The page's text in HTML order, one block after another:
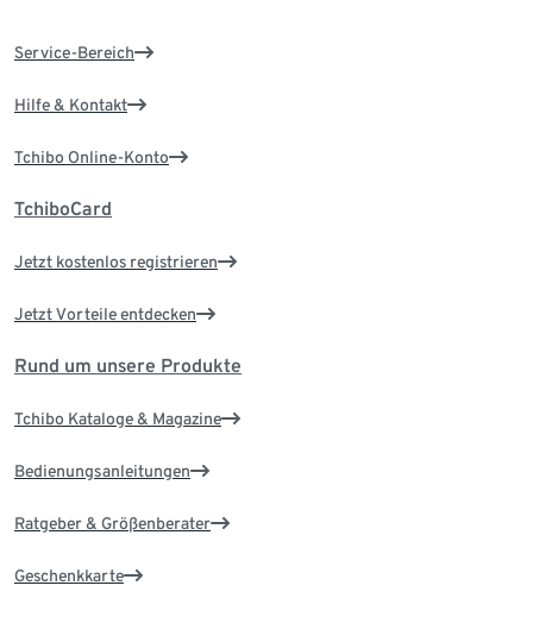
Service-Bereich
Hilfe & Kontakt
Tchibo Online-Konto
TchiboCard
Jetzt kostenlos registrieren
Jetzt Vorteile entdecken
Rund um unsere Produkte
Tchibo Kataloge & Magazine
Bedienungsanleitungen
Ratgeber & Größenberater
Geschenkkarte